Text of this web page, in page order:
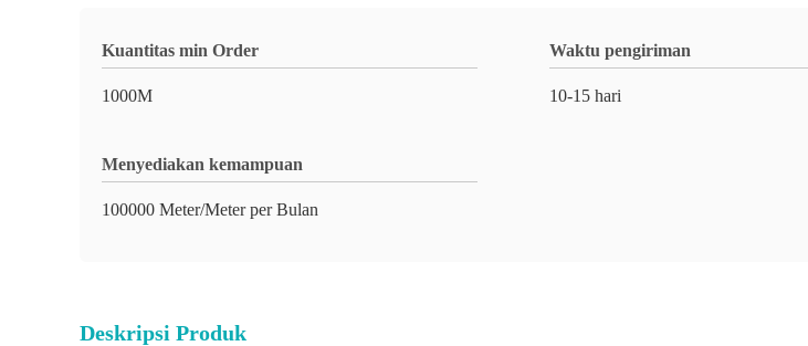
Kuantitas min Order
1000M
Waktu pengiriman
10-15 hari
Menyediakan kemampuan
100000 Meter/Meter per Bulan
Deskripsi Produk